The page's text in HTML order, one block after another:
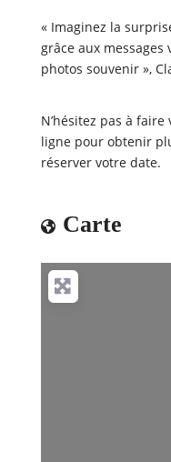
« Imaginez la
grâce aux messages
photos souvenir »,
N’hésitez pas à
ligne pour obtenir
réserver votre date.
Carte